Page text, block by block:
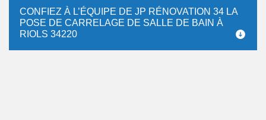
CONFIEZ À L’ÉQUIPE DE JP RÉNOVATION 34 LA
POSE DE CARRELAGE DE SALLE DE BAIN À
RIOLS 34220